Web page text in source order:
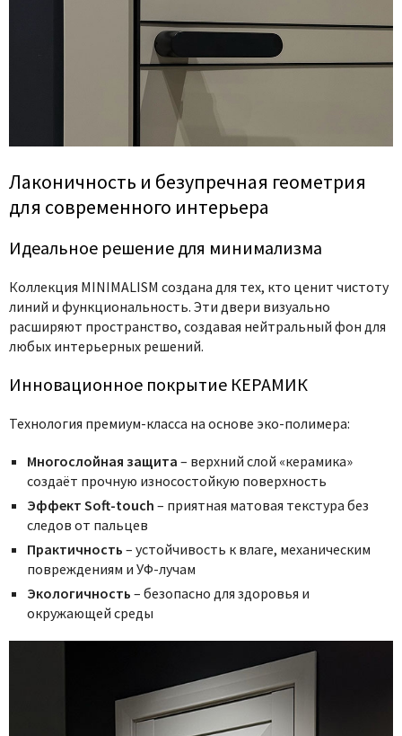
Лаконичность и безупречная геометрия
для современного интерьера
Идеальное решение для минимализма
Коллекция MINIMALISM создана для тех, кто ценит чистоту
линий и функциональность. Эти двери визуально
расширяют пространство, создавая нейтральный фон для
любых интерьерных решений.
Инновационное покрытие КЕРАМИК
Технология премиум-класса на основе эко-полимера:
Многослойная защита – верхний слой «керамика»
создаёт прочную износостойкую поверхность
Эффект Soft-touch – приятная матовая текстура без
следов от пальцев
Практичность – устойчивость к влаге, механическим
повреждениям и УФ-лучам
Экологичность – безопасно для здоровья и
окружающей среды